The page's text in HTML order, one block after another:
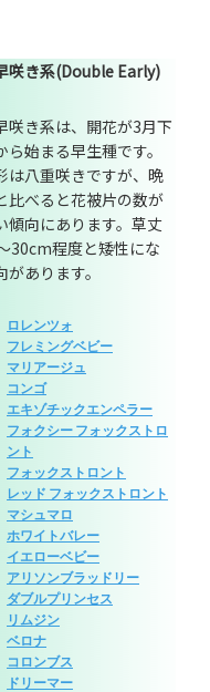
咲き系(Double Early)
咲き系は、開花が3月下
ら始まる早生種です。
は八重咲きですが、晩
比べると花被片の数が
傾向にあります。草丈
30cm程度と矮性にな
があります。
ロレンツォ
フレミングベビー
マリアージュ
コンゴ
エキゾチックエンペラー
フォクシー フォックストロ
ント
フォックストロント
レッド フォックストロント
マシュマロ
ホワイトバレー
イエローベビー
アリソンブラッドリー
ダブルプリンセス
リムジン
ベロナ
コロンブス
ドリーマー